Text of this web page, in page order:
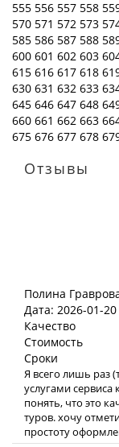
555 556 557 558
570 571 572 573
585 586 587 588
600 601 602 603
615 616 617 618
630 631 632 633
645 646 647 648
660 661 662 663
675 676 677 678
Отзывы
Полина
Дата: 2026-01-20
Качество
Стоимость
Сроки
Я всего лишь раз
услугами сервиса
понять, что это
туров. хочу
простоту